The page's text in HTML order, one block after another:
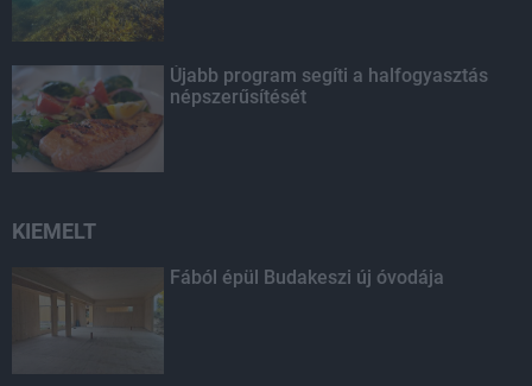
Újabb program segíti a halfogyasztás
népszerűsítését
KIEMELT
Fából épül Budakeszi új óvodája